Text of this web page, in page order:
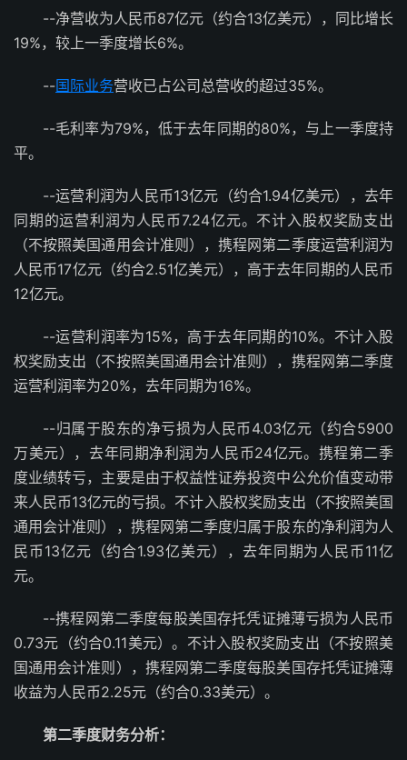
--净营收为人民币87亿元（约合13亿美元），同比增长
19%，较上一季度增长6%。
--国际业务营收已占公司总营收的超过35%。
--毛利率为79%，低于去年同期的80%，与上一季度持
平。
--运营利润为人民币13亿元（约合1.94亿美元），去年
同期的运营利润为人民币7.24亿元。不计入股权奖励支出
（不按照美国通用会计准则），携程网第二季度运营利润为
人民币17亿元（约合2.51亿美元），高于去年同期的人民币
12亿元。
--运营利润率为15%，高于去年同期的10%。不计入股
权奖励支出（不按照美国通用会计准则），携程网第二季度
运营利润率为20%，去年同期为16%。
--归属于股东的净亏损为人民币4.03亿元（约合5900
万美元），去年同期净利润为人民币24亿元。携程第二季
度业绩转亏，主要是由于权益性证券投资中公允价值变动带
来人民币13亿元的亏损。不计入股权奖励支出（不按照美国
通用会计准则），携程网第二季度归属于股东的净利润为人
民币13亿元（约合1.93亿美元），去年同期为人民币11亿
元。
--携程网第二季度每股美国存托凭证摊薄亏损为人民币
0.73元（约合0.11美元）。不计入股权奖励支出（不按照美
国通用会计准则），携程网第二季度每股美国存托凭证摊薄
收益为人民币2.25元（约合0.33美元）。
第二季度财务分析：